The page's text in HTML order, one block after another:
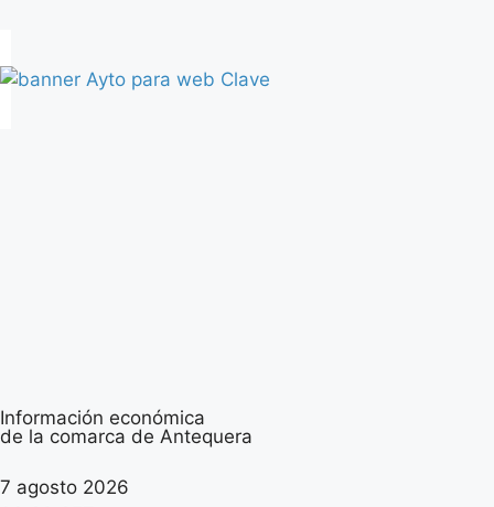
Información económica
de la comarca de Antequera
7 agosto 2026